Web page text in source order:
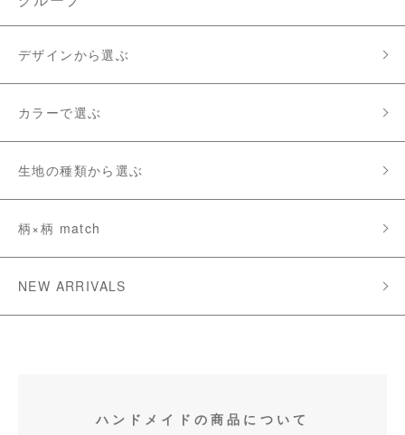
デザインから選ぶ
カラーで選ぶ
生地の種類から選ぶ
柄×柄 match
NEW ARRIVALS
ハンドメイドの商品について